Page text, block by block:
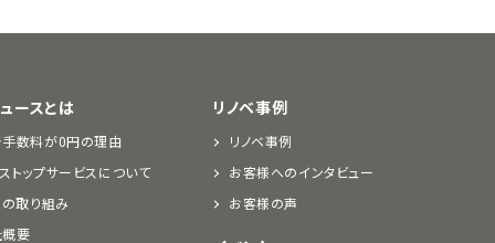
ースとは
数料が0円の理由
トップサービスについて
取り組み
要
リノベ事例
リノベ事例
お客様へのインタビュー
お客様の声